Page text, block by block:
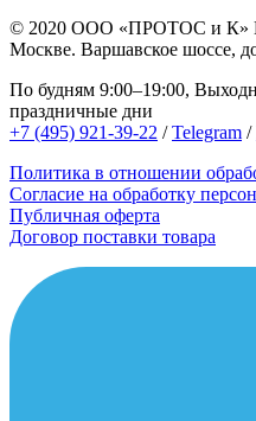
© 2020 ООО «ПРОТОС и К»
Москве. Варшавское шоссе,
По будням 9:00–19:00,
праздничные дни
+7 (495) 921-39-22 /Telegram /
Политика в отношении
Согласие на обработку
Публичная оферта
Договор поставки товара